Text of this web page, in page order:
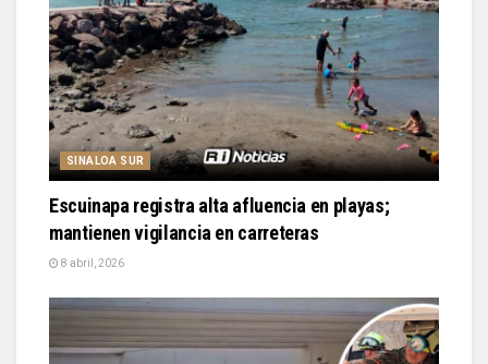
SINALOA SUR
Escuinapa registra alta afluencia en playas;
mantienen vigilancia en carreteras
8 abril, 2026